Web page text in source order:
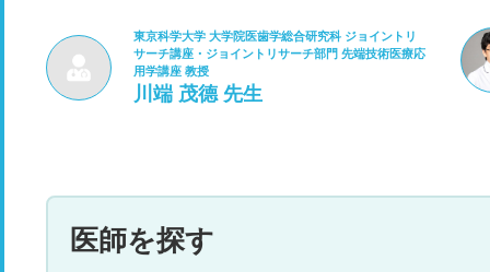
東京科学大学 大学院医歯学総合研究科 ジョイントリ
サーチ講座・ジョイントリサーチ部門 先端技術医療応
用学講座 教授
川端 茂德 先生
医師を探す